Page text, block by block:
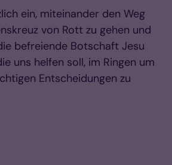
ein, miteinander den Weg
von Rott zu gehen und
befreiende Botschaft Jesu
uns helfen soll, im Ringen um
Entscheidungen zu